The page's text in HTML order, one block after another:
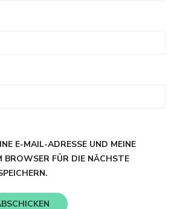
E-MAIL-ADRESSE UND MEINE
BROWSER FÜR DIE NÄCHSTE